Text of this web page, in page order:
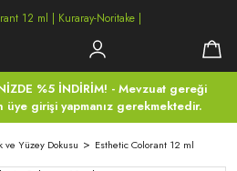
%5 İNDİRİM! - Mevzuat gereği
üye girişi yapmanız gerekmektedir.
ve Yüzey Dokusu Esthetic Colorant 12 ml